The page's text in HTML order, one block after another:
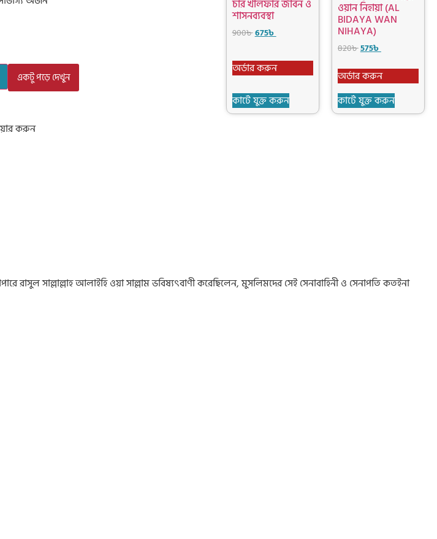
একটু পড়ে দেখুন
করুন
চার খলিফার জীবন ও
শাসনব্যবস্থা
900৳675৳
অর্ডার করুন
কার্টে যুক্ত করুন
ওয়ান নিহায়া (AL
BIDAYA WAN
NIHAYA)
820৳575৳
অর্ডার করুন
কার্টে যুক্ত করুন
রাসুল সাল্লাল্লাহ আলাইহি ওয়া সাল্লাম ভবিষ্যৎবাণী করেছিলেন, মুসলিমদের সেই সেনাবাহিনী ও সেনাপতি কতইনা